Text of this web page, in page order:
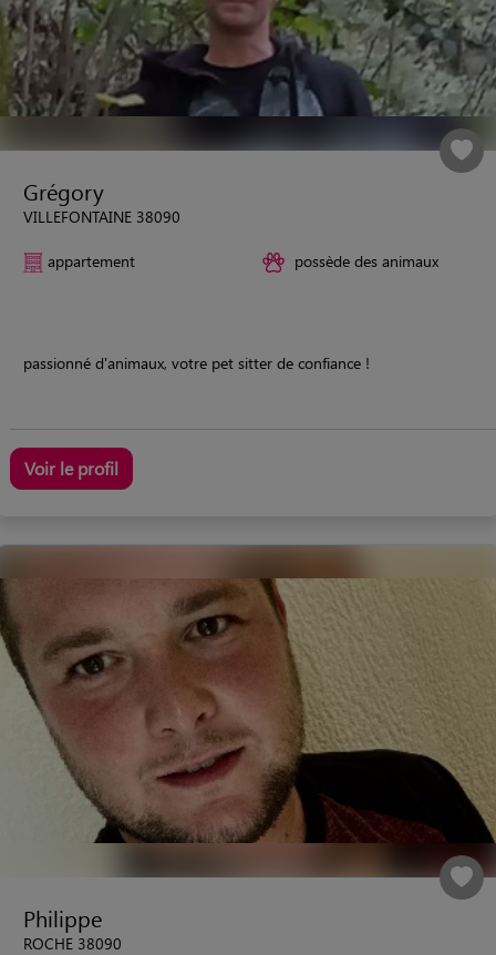
Grégory
VILLEFONTAINE 38090
appartement possède des animaux
passionné d'animaux, votre pet sitter de confiance !
Voir le profil
Philippe
ROCHE 38090